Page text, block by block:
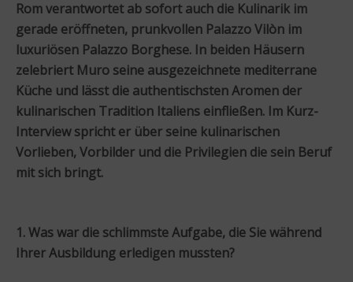
Rom verantwortet ab sofort auch die Kulinarik im
gerade eröffneten, prunkvollen Palazzo Vilòn im
luxuriösen Palazzo Borghese. In beiden Häusern
zelebriert Muro seine ausgezeichnete mediterrane
Küche und lässt die authentischsten Aromen der
kulinarischen Tradition Italiens einfließen. Im Kurz-
Interview spricht er über seine kulinarischen
Vorlieben, Vorbilder und die Privilegien die sein Beruf
mit sich bringt.
1. Was war die schlimmste Aufgabe, die Sie während
Ihrer Ausbildung erledigen mussten?